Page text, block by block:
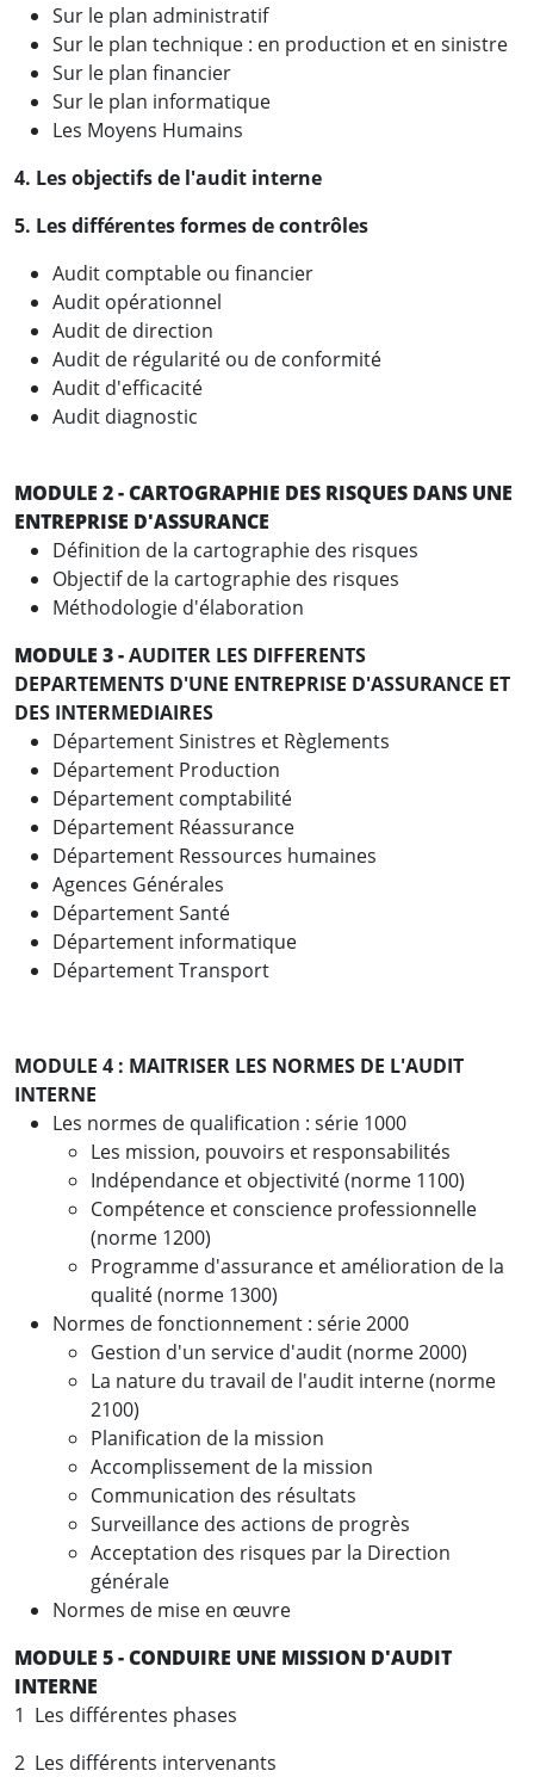
Sur le plan administratif
Sur le plan technique : en production et en sinistre
Sur le plan financier
Sur le plan informatique
Les Moyens Humains
4. Les objectifs de l'audit interne
5. Les différentes formes de contrôles
Audit comptable ou financier
Audit opérationnel
Audit de direction
Audit de régularité ou de conformité
Audit d'efficacité
Audit diagnostic
MODULE 2 - CARTOGRAPHIE DES RISQUES DANS UNE
ENTREPRISE D'ASSURANCE
Définition de la cartographie des risques
Objectif de la cartographie des risques
Méthodologie d'élaboration
MODULE 3 -AUDITER LES DIFFERENTS
DEPARTEMENTS D'UNE ENTREPRISE D'ASSURANCE ET
DES INTERMEDIAIRES
Département Sinistres et Règlements
Département Production
Département comptabilité
Département Réassurance
Département Ressources humaines
Agences Générales
Département Santé
Département informatique
Département Transport
MODULE 4 : MAITRISER LES NORMES DE L'AUDIT
INTERNE
Les normes de qualification : série 1000
Les mission, pouvoirs et responsabilités
Indépendance et objectivité (norme 1100)
Compétence et conscience professionnelle
(norme 1200)
Programme d'assurance et amélioration de la
qualité (norme 1300)
Normes de fonctionnement : série 2000
Gestion d'un service d'audit (norme 2000)
La nature du travail de l'audit interne (norme
2100)
Planification de la mission
Accomplissement de la mission
Communication des résultats
Surveillance des actions de progrès
Acceptation des risques par la Direction
générale
Normes de mise en œuvre
MODULE 5 - CONDUIRE UNE MISSION D'AUDIT
INTERNE
1 Les différentes phases
2 Les différents intervenants